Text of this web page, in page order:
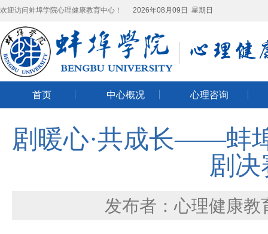
欢迎访问蚌埠学院心理健康教育中心！ 2026年08月09日 星期日
首页 中心概况 心理咨询
剧暖心·共成长——蚌
剧
发布者：心理健康教